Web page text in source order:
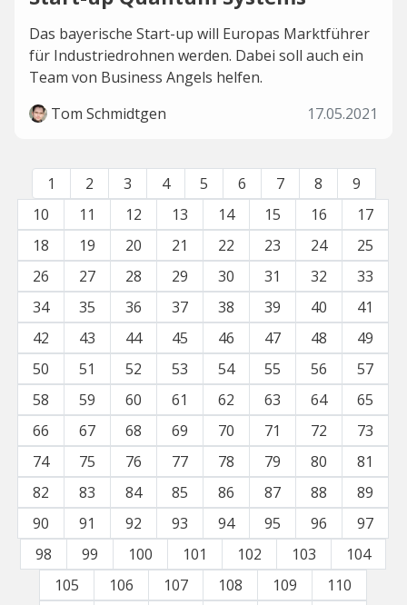
Das bayerische Start-up will Europas Marktführer
für Industriedrohnen werden. Dabei soll auch ein
Team von Business Angels helfen.
Tom Schmidtgen
17.05.2021
1 2 3 4 5 6 7 8
9
10
11 12 13 14 15 16
17
18
19 20 21 22 23 24
25
26
27 28 29 30 31 32
33
34
35 36 37 38 39 40
41
42
43 44 45 46 47 48
49
50
51 52 53 54 55 56
57
58
59 60 61 62 63 64
65
66
67 68 69 70 71 72
73
74
75 76 77 78 79 80
81
82
83 84 85 86 87 88
89
90
91 92 93 94 95 96
97
98
99 100 101 102 103
104
105
106 107 108 109
110